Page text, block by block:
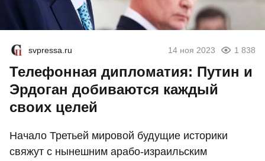
svpressa.ru 14 ноя 2023 1 838
Телефонная дипломатия: Путин и
Эрдоган добиваются каждый
своих целей
Начало Третьей мировой будущие историки
свяжут с нынешним арабо-израильским